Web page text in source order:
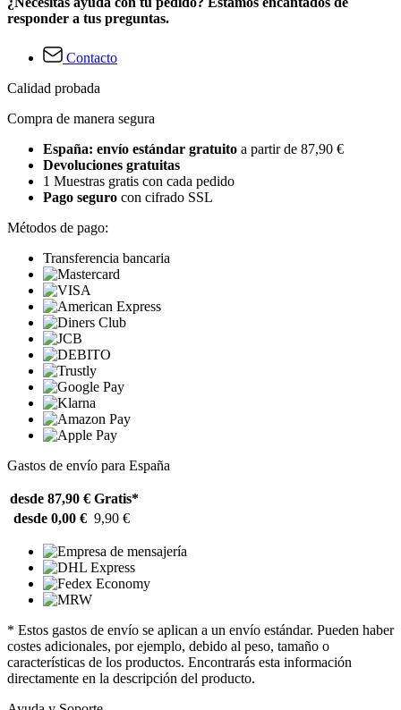
responder a tus preguntas.
Contacto
Calidad probada
Compra de manera segura
España: envío estándar gratuito a partir de 87,90 €
Devoluciones gratuitas
1 Muestras gratis con cada pedido
Pago seguro con cifrado SSL
Métodos de pago:
Transferencia bancaria
Gastos de envío para España
desde 87,90 € Gratis*
desde 0,00 € 9,90 €
* Estos gastos de envío se aplican a un envío estándar. Pueden haber
costes adicionales, por ejemplo, debido al peso, tamaño o
características de los productos. Encontrarás esta información
directamente en la descripción del producto.